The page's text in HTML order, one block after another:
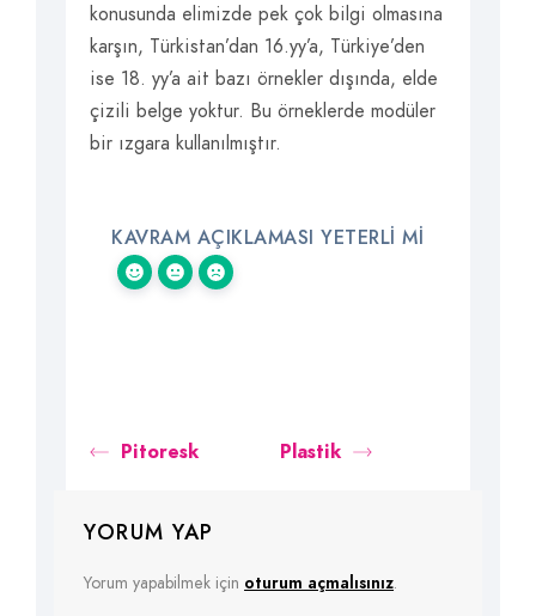
konusunda elimizde pek çok bilgi olmasına
karşın, Türkistan’dan 16.yy’a, Türkiye’den
ise 18. yy’a ait bazı örnekler dışında, elde
çizili belge yoktur. Bu örneklerde modüler
bir ızgara kullanılmıştır.
KAVRAM AÇIKLAMASI YETERLI MI
Pitoresk Plastik
YORUM YAP
Yorum yapabilmek için oturum açmalısınız.